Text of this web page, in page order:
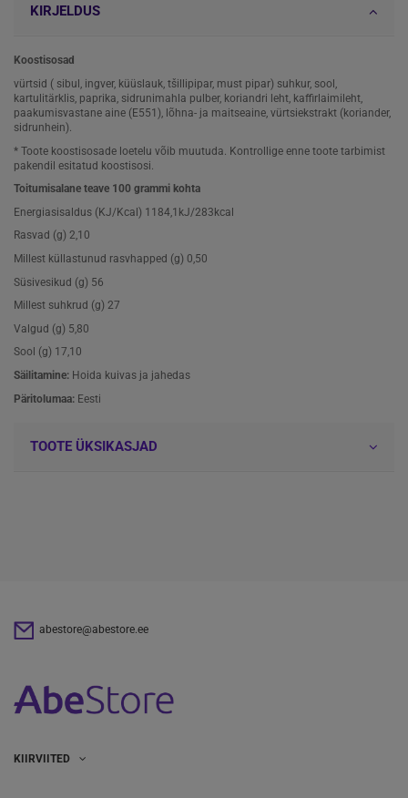
KIRJELDUS
Koostisosad
vürtsid ( sibul, ingver, küüslauk, tšillipipar, must pipar) suhkur, sool,
kartulitärklis, paprika, sidrunimahla pulber, koriandri leht, kaffirlaimileht,
paakumisvastane aine (E551), lõhna- ja maitseaine, vürtsiekstrakt (koriander,
sidrunhein).
* Toote koostisosade loetelu võib muutuda. Kontrollige enne toote tarbimist
pakendil esitatud koostisosi.
Toitumisalane teave 100 grammi kohta
Energiasisaldus (KJ/Kcal) 1184,1kJ/283kcal
Rasvad (g) 2,10
Millest küllastunud rasvhapped (g) 0,50
Süsivesikud (g) 56
Millest suhkrud (g) 27
Valgud (g) 5,80
Sool (g) 17,10
Säilitamine: Hoida kuivas ja jahedas
Päritolumaa: Eesti
TOOTE ÜKSIKASJAD
abestore@abestore.ee
KIIRVIITED